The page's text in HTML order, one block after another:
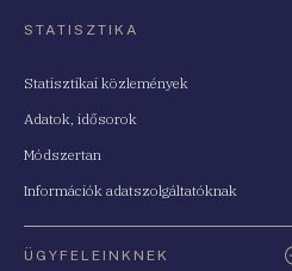
STATISZTIKA
Statisztikai közlemények
Adatok, idősorok
Módszertan
Információk adatszolgáltatóknak
ÜGYFELEINKNEK